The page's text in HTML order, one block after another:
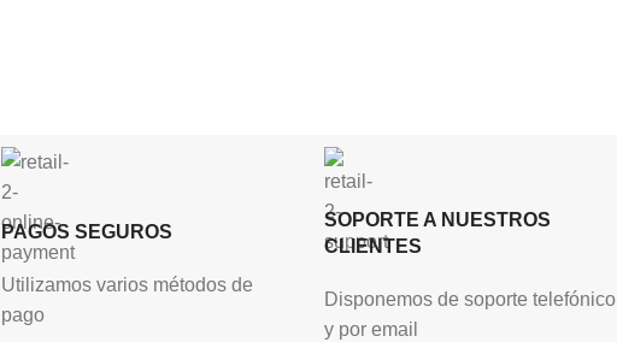
PAGOS SEGUROS
Utilizamos varios métodos de
pago
SOPORTE A NUESTROS
CLIENTES
Disponemos de soporte telefónico
y por email